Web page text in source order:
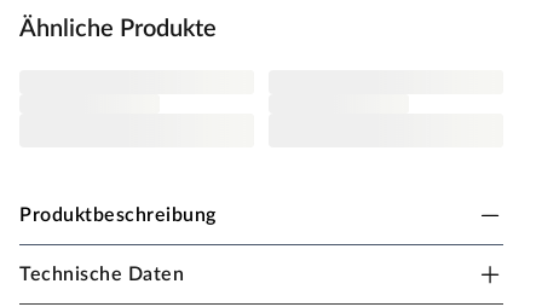
Ähnliche Produkte
Produktbeschreibung
KronoFlooring Designboden BinylPro Bolero
Technische Daten